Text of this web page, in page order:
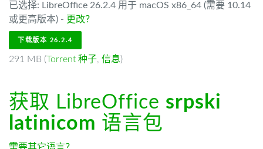
已选择: LibreOffice 26.2.4 用于 macOS x86_64 (需要 10.14
或更高版本) - 更改？
下载版本 26.2.4
291 MB (Torrent 种子, 信息)
获取 LibreOffice srpski
latinicom 语言包